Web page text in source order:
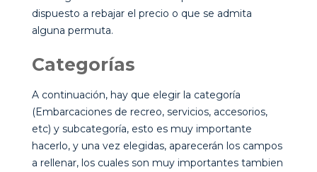
dispuesto a rebajar el precio o que se admita
alguna permuta.
Categorías
A continuación, hay que elegir la categoría
(Embarcaciones de recreo, servicios, accesorios,
etc) y subcategoría, esto es muy importante
hacerlo, y una vez elegidas, aparecerán los campos
a rellenar, los cuales son muy importantes tambien